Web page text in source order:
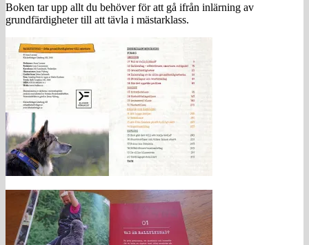
Boken tar upp allt du behöver för att gå ifrån inlärning av
grundfärdigheter till att tävla i mästarklass.